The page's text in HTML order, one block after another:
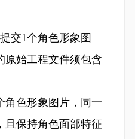
1个角色形象图
原始工程文件须包含
色形象图片，同一
且保持角色面部特征